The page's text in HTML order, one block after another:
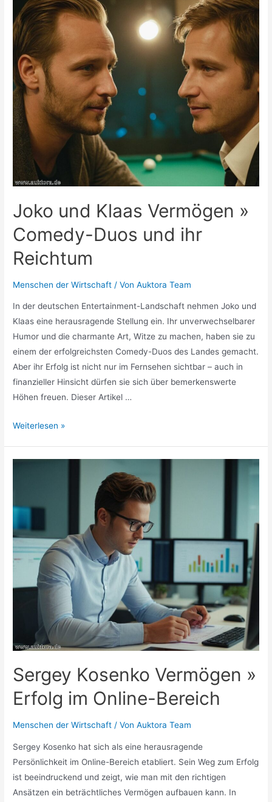
Der
Tech-
Mogul
im
Überblick
Joko und Klaas Vermögen »
Comedy-Duos und ihr
Reichtum
Menschen der Wirtschaft / VonAuktora Team
In der deutschen Entertainment-Landschaft nehmen Joko und
Klaas eine herausragende Stellung ein. Ihr unverwechselbarer
Humor und die charmante Art, Witze zu machen, haben sie zu
einem der erfolgreichsten Comedy-Duos des Landes gemacht.
Aber ihr Erfolg ist nicht nur im Fernsehen sichtbar – auch in
finanzieller Hinsicht dürfen sie sich über bemerkenswerte
Höhen freuen. Dieser Artikel …
Joko
und
ihr
Reichtum
Weiterlesen »
Sergey Kosenko Vermögen »
Erfolg im Online-Bereich
Menschen der Wirtschaft / VonAuktora Team
Sergey Kosenko hat sich als eine herausragende
Persönlichkeit im Online-Bereich etabliert. Sein Weg zum Erfolg
ist beeindruckend und zeigt, wie man mit den richtigen
Ansätzen ein beträchtliches Vermögen aufbauen kann. In